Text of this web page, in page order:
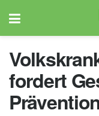
fordert